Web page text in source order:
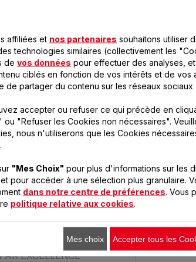
EXCELLENCE
prochains
RECEVEZ
affiliées et nos partenaires souhaitons utiliser
technologies similaires (collectivement les
de vos données pour effectuer des analyses,
ciblés en fonction de vos intérêts et de vos
de partager du contenu sur les réseaux sociaux
accepter ou refuser ce qui précède en
ou "Refuser les Cookies non nécessaires".
nous n'utiliserons que les Cookies
"Mes Choix" pour plus d'informations sur les
pour accéder à une sélection plus granulaire.
dans notre centre de préférences . Vous
politique relative aux cookies
Mes choix Accepter tous les